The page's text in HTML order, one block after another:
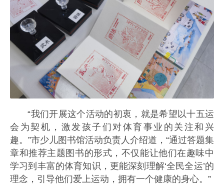
“我们开展这个活动的初衷，就是希望以十五运
会为契机，激发孩子们对体育事业的关注和兴
趣。”市少儿图书馆活动负责人介绍道，“通过答题集
章和推荐主题图书的形式，不仅能让他们在趣味中
学习到丰富的体育知识，更能深刻理解‘全民全运’的
理念，引导他们爱上运动，拥有一个健康的身心。”